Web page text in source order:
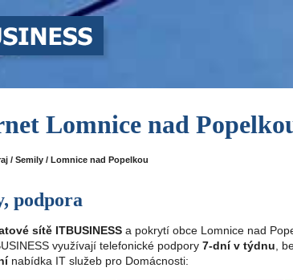
Lomnice nad
/ Semily / Lomnice nad Popelkou
podpora
sítě ITBUSINESS a pokrytí obce Lomnice nad
využívají telefonické podpory 7-dní v týdnu ,
nabídka IT služeb pro Domácnosti: